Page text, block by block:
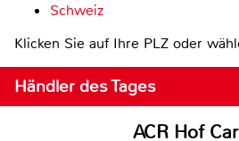
Schweiz
Klicken Sie auf Ihre PLZ oder
Händler des Tages
ACR Hof